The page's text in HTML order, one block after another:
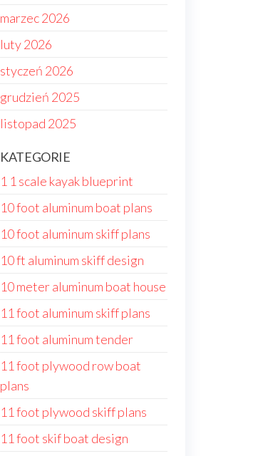
marzec 2026
luty 2026
styczeń 2026
grudzień 2025
listopad 2025
KATEGORIE
1 1 scale kayak blueprint
10 foot aluminum boat plans
10 foot aluminum skiff plans
10 ft aluminum skiff design
10 meter aluminum boat house
11 foot aluminum skiff plans
11 foot aluminum tender
11 foot plywood row boat
plans
11 foot plywood skiff plans
11 foot skif boat design